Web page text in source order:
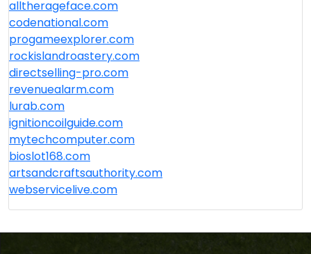
alltherageface.com
codenational.com
progameexplorer.com
rockislandroastery.com
directselling-pro.com
revenuealarm.com
lurab.com
ignitioncoilguide.com
mytechcomputer.com
bioslot168.com
artsandcraftsauthority.com
webservicelive.com